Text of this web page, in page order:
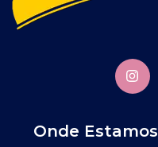
Onde Estamos